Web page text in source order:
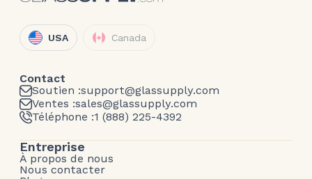
USA Canada
Contact
Soutien :support@glassupply.com
Ventes :sales@glassupply.com
Téléphone :1 (888) 225-4392
Entreprise
À propos de nous
Nous contacter